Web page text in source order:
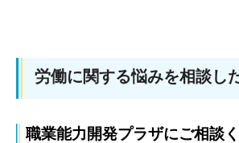
労働に関する悩みを相談し
職業能力開発プラザにご相談